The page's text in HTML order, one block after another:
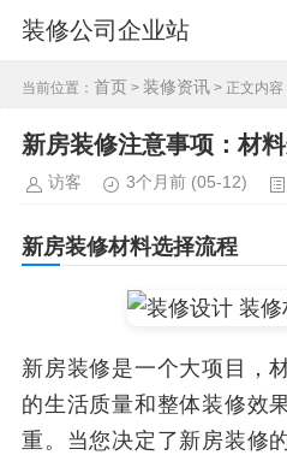
装修公司企业站
当前位置： 首页 > 装修资讯 > 正文内容
新房装修注意事项：材
访客 3个月前 (05-12)
新房装修材料选择流程
新房装修是一个大项目，
的生活质量和整体装修效
重。当您决定了新房装修